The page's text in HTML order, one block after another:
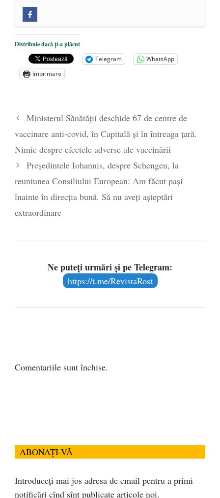
Mănăstirea „Sfânta Ana” Rohia. Părintele
Nicolae Steinhardt, comemorat la 102 ani
de la naștere - 29 iulie 2024
„Carnea cultivată” în laborator, tot mai
Părintele mărturisitor Constantin
Voicescu, pomenit, duminică, la
Mănăstirea Cernica
- 27 iulie 2024
Distribuie dacă ți-a plăcut
Telegram
WhatsApp
Imprimare
Ministerul Sănătății deschide 67 de centre de
vaccinare anti-covid, în Capitală și în întreaga țară.
Nimic despre efectele adverse ale vaccinării
Președintele Iohannis, despre Schengen, la
reuniunea Consiliului European: Am făcut pași
înainte în direcția bună. Să nu aveți așteptări
extraordinare
Ne puteți urmări și pe Telegram:
https://t.me/RevistaRost
Comentariile sunt închise.
ABONAȚI-VĂ
Introduceți mai jos adresa de email pentru a primi
notificări cînd sînt publicate articole noi.